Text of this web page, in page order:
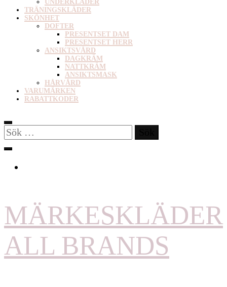
UNDERKLÄDER
TRÄNINGSKLÄDER
SKÖNHET
DOFTER
PRESENTSET DAM
PRESENTSET HERR
ANSIKTSVÅRD
DAGKRÄM
NATTKRÄM
ANSIKTSMASK
HÅRVÅRD
VARUMÄRKEN
RABATTKODER
Sök
efter:
MÄRKESKLÄDER
ALL BRANDS